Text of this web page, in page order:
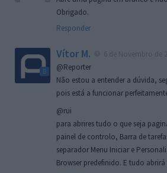
Obrigado.
Responder
Vítor M.
@Reporter
Não estou a entender a dúvida,
pois está a funcionar
@rui
para abrires tudo o que seja
painel de controlo, Barra de
separador Menu Iniciar e
Browser predefinido. E tudo